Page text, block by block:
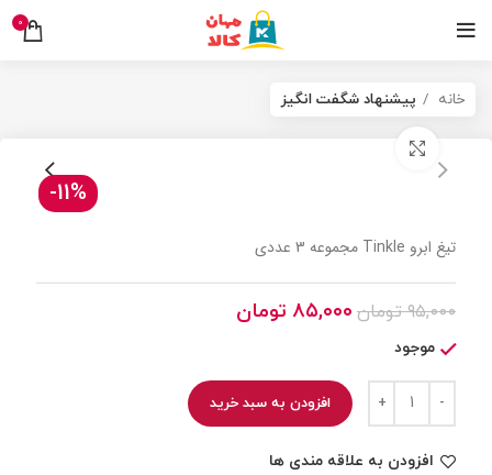
0
خانه پیشنهاد شگفت انگیز
-11%
تیغ ابرو Tinkle مجموعه 3 عددی
۹۵,۰۰۰ تومان ۸۵,۰۰۰ تومان
موجود
افزودن به سبد خرید
افزودن به علاقه مندی ها